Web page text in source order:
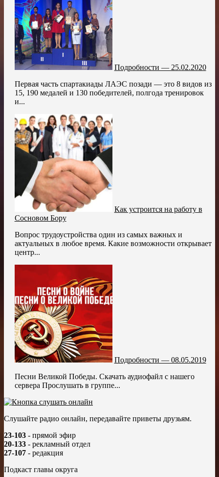
Подробности — 25.02.2020
Первая часть спартакиады ЛАЭС позади — это 8 видов из
15, 190 медалей и 130 победителей, полгода тренировок
и...
Как устроится на работу в
Сосновом Бору
Вопрос трудоустройства один из самых важных и
актуальных в любое время. Какие возможности открывает
центр...
Подробности — 08.05.2019
Песни Великой Победы. Скачать аудиофайл с нашего
сервера Прослушать в группе...
Слушайте радио онлайн, передавайте приветы друзьям.
23-103 - прямой эфир
20-133 - рекламный отдел
27-107 - редакция
Подкаст главы округа